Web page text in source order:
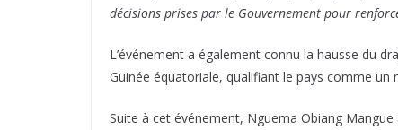
décisions prises par le Gouvernement pour
L’événement a également connu la hausse du
Guinée équatoriale, qualifiant le pays comme
Suite à cet événement, Nguema Obiang